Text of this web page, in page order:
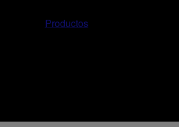
Productos